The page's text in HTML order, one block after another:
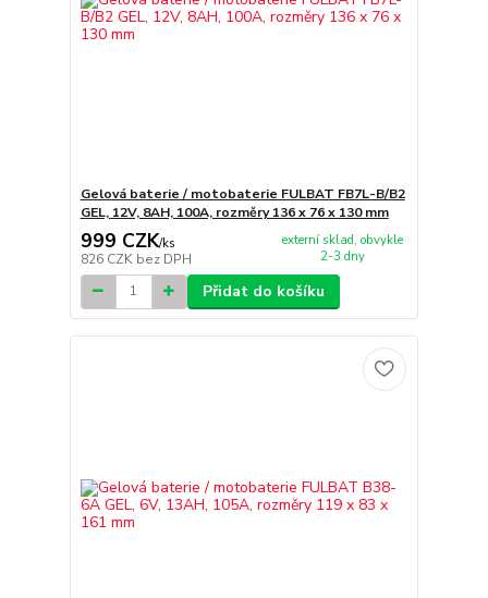
Gelová baterie / motobaterie FULBAT FB7L-B/B2
GEL, 12V, 8AH, 100A, rozměry 136 x 76 x 130 mm
999 CZK/ks
826 CZK bez DPH
externí sklad, obvykle
2-3 dny
Přidat do košíku